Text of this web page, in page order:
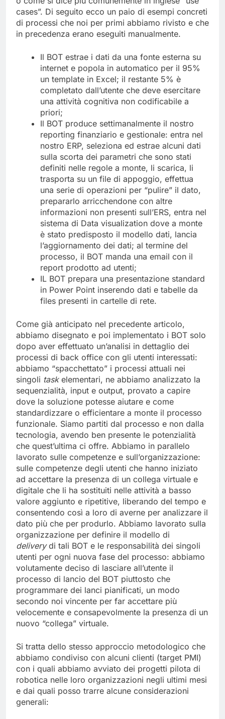
cases”. Di seguito ecco un paio di esempi concreti
di processi che noi per primi abbiamo rivisto e che
in precedenza erano eseguiti manualmente.
Il BOT estrae i dati da una fonte esterna su
internet e popola in automatico per il 95%
un template in Excel; il restante 5% è
completato dall’utente che deve esercitare
una attività cognitiva non codificabile a
priori;
Il BOT produce settimanalmente il nostro
reporting finanziario e gestionale: entra nel
nostro ERP, seleziona ed estrae alcuni dati
sulla scorta dei parametri che sono stati
definiti nelle regole a monte, li scarica, li
trasporta su un file di appoggio, effettua
una serie di operazioni per “pulire” il dato,
prepararlo arricchendone con altre
informazioni non presenti sull’ERS, entra nel
sistema di Data visualization dove a monte
è stato predisposto il modello dati, lancia
l’aggiornamento dei dati; al termine del
processo, il BOT manda una email con il
report prodotto ad utenti;
IL BOT prepara una presentazione standard
in Power Point inserendo dati e tabelle da
files presenti in cartelle di rete.
Come già anticipato nel precedente articolo,
abbiamo disegnato e poi implementato i BOT solo
dopo aver effettuato un’analisi in dettaglio dei
processi di back office con gli utenti interessati:
abbiamo “spacchettato” i processi attuali nei
singoli taskelementari, ne abbiamo analizzato la
sequenzialità, input e output, provato a capire
dove la soluzione potesse aiutare e come
standardizzare o efficientare a monte il processo
funzionale. Siamo partiti dal processo e non dalla
tecnologia, avendo ben presente le potenzialità
che quest’ultima ci offre. Abbiamo in parallelo
lavorato sulle competenze e sull’organizzazione:
sulle competenze degli utenti che hanno iniziato
ad accettare la presenza di un collega virtuale e
digitale che li ha sostituiti nelle attività a basso
valore aggiunto e ripetitive, liberando del tempo e
consentendo così a loro di averne per analizzare il
dato più che per produrlo. Abbiamo lavorato sulla
organizzazione per definire il modello di
deliverydi tali BOT e le responsabilità dei singoli
utenti per ogni nuova fase del processo: abbiamo
volutamente deciso di lasciare all’utente il
processo di lancio del BOT piuttosto che
programmare dei lanci pianificati, un modo
secondo noi vincente per far accettare più
velocemente e consapevolmente la presenza di un
nuovo “collega” virtuale.
Si tratta dello stesso approccio metodologico che
abbiamo condiviso con alcuni clienti (target PMI)
con i quali abbiamo avviato dei progetti pilota di
robotica nelle loro organizzazioni negli ultimi mesi
e dai quali posso trarre alcune considerazioni
generali: